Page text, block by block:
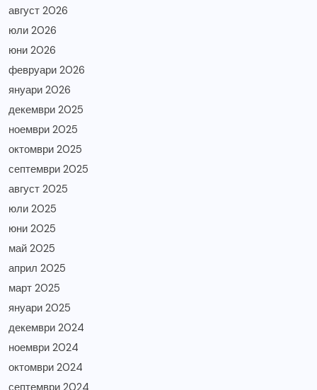
август 2026
юли 2026
юни 2026
февруари 2026
януари 2026
декември 2025
ноември 2025
октомври 2025
септември 2025
август 2025
юли 2025
юни 2025
май 2025
април 2025
март 2025
януари 2025
декември 2024
ноември 2024
октомври 2024
септември 2024